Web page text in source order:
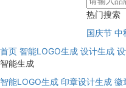
热门搜索
国庆节 中
首页 智能LOGO生成 设计生成
智能生成
智能LOGO生成 印章设计生成 徽